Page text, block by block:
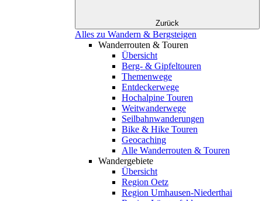
Zurück
Alles zu Wandern & Bergsteigen
Wanderrouten & Touren
Übersicht
Berg- & Gipfeltouren
Themenwege
Entdeckerwege
Hochalpine Touren
Weitwanderwege
Seilbahnwanderungen
Bike & Hike Touren
Geocaching
Alle Wanderrouten & Touren
Wandergebiete
Übersicht
Region Oetz
Region Umhausen-Niederthai